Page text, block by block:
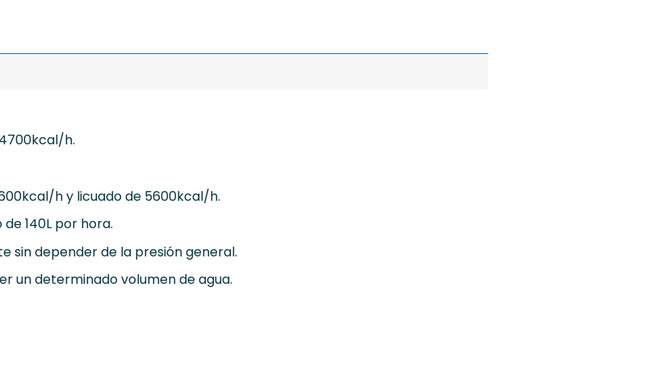
h.
h y licuado de 5600kcal/h.
140L por hora.
sin depender de la presión general.
un determinado volumen de agua.